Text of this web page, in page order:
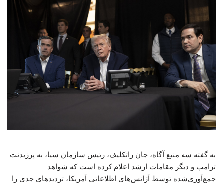
به گفته سه منبع آگاه، جان راتکلیف، رئیس سازمان سیا، به پرزیدنت
ترامپ و دیگر مقامات ارشد اعلام کرده است که شواهد
جمع‌آوری‌شده توسط آژانس‌های اطلاعاتی آمریکا، تردیدهای جدی را